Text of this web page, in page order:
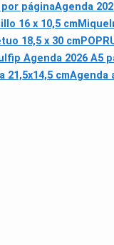
por páginaAgenda
16 x 10,5 cm
18,5 x 30 cm
Agenda 2026 A5
21,5x14,5 cmAgenda